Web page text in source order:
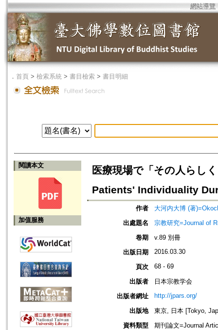
網站導覽
． 首頁 > 檢索系統 > 書目檢索 > 書目明細
閱讀本文
加值服務
医療現場で「その人らし
Patients' Individuality
作者
大河内大博 (著
出處題名
宗教研究=Journal of
卷期
v.89 別冊
出版日期
2016.03.30
頁次 68 - 69
出版者
日本宗教学会
出版者網址
http://jpars.org/
出版地
東京, 日本 [Tokyo,
資料類型
期刊論文=Journal